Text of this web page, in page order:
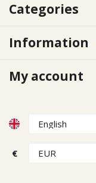
Categories
Information
My account
€